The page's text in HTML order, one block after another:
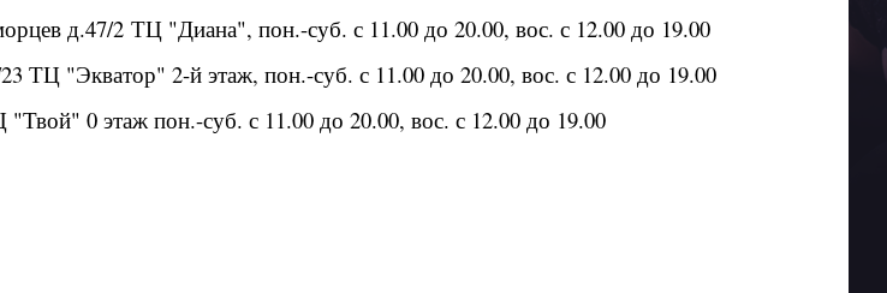
д.47/2 ТЦ "Диана", пон.-суб. с 11.00 до 20.00, вос. с 12.00 до 19.00
ТЦ "Экватор" 2-й этаж, пон.-суб. с 11.00 до 20.00, вос. с 12.00 до 19.00
0 этаж пон.-суб. с 11.00 до 20.00, вос. с 12.00 до 19.00